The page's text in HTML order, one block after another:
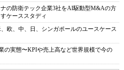
の防衛テック企業3社をAI駆動型M&Aの方
ケーススタディ
欧、中、日、シンガポールのユースケース
の実態〜KPIや売上高など世界規模で今の